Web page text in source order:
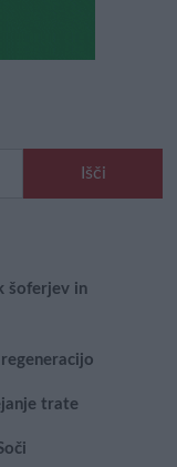
šoferjev in
trate